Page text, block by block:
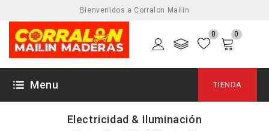
Bienvenidos a Corralon Mailin
0 0
Menu TIENDA
Electricidad & Iluminación